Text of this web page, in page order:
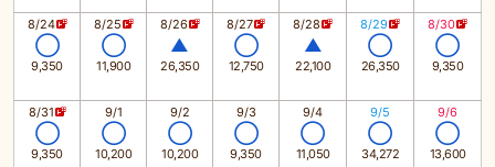
8/24
◯
9,350
8/25
◯
11,900
8/26
▲
26,350
8/27
◯
12,750
8/28
▲
22,100
8/29
◯
26,350
8/30
◯
9,350
8/31
◯
9,350
9/1
◯
10,200
9/2
◯
10,200
9/3
◯
9,350
9/4
◯
11,050
9/5
◯
34,272
9/6
◯
13,600